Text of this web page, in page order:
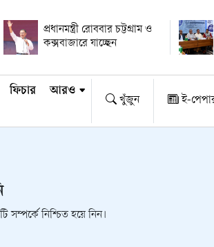
প্রধানমন্ত্রী রোববার চট্টগ্রাম ও
কক্সবাজারে যাচ্ছেন
ফিচার আরও
খুঁজুন ই-
নিশ্চিত হয়ে নিন।